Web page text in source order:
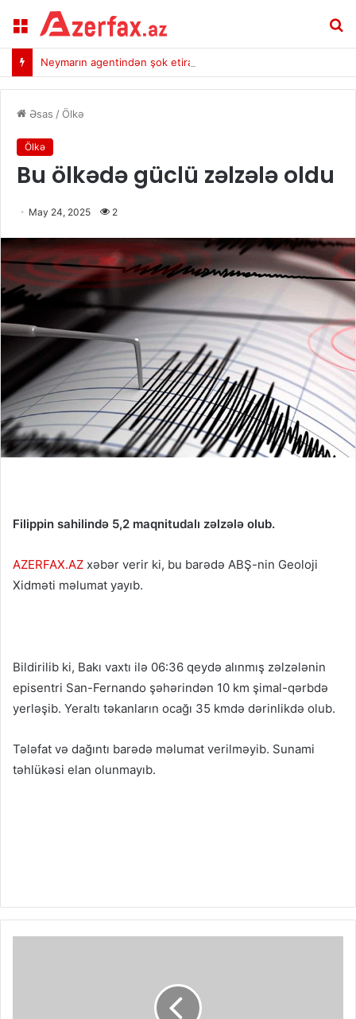
Menu
Neymarın agentindən şok etiraf: “Məlumatı sızdırırdım…”
Əsas /Ölkə
Ölkə
Bu ölkədə güclü zəlzələ oldu
May 24, 2025 2
Filippin sahilində 5,2 maqnitudalı zəlzələ olub.
AZERFAX.AZ xəbər verir ki, bu barədə ABŞ-nin Geoloji
Xidməti məlumat yayıb.
Bildirilib ki, Bakı vaxtı ilə 06:36 qeydə alınmış zəlzələnin
episentri San-Fernando şəhərindən 10 km şimal-qərbdə
yerləşib. Yeraltı təkanların ocağı 35 kmdə dərinlikdə olub.
Tələfat və dağıntı barədə məlumat verilməyib. Sunami
təhlükəsi elan olunmayıb.